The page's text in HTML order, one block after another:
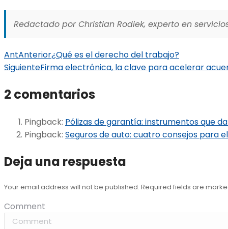
Redactado por Christian Rodiek, experto en
AntAnterior¿Qué es el derecho del trabajo?
SiguienteFirma electrónica, la clave para acelerar
2 comentarios
Pingback: Pólizas de garantía: instrumentos que
Pingback: Seguros de auto: cuatro consejos para
Deja una respuesta
Your email address will not be published. Required fields are
Comment